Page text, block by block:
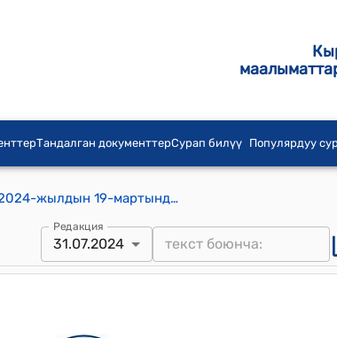
Тандалган документтерСурап билүү Популярдуу
Кыргыз Республикасынын Министрлер Кабинетинин 2024-жылдын 19-мартындагы № 124 "Медициналык, ветеринардык, техникалык максаттарда, ошондой эле парфюмердик-косметикалык жана алкоголдук продукцияны өндүрүү үчүн пайдаланылуучу этил спиртин сатып алуу тартиби жөнүндө жобону бекитүү тууралуу" токтому
Редакция
31.07.2024